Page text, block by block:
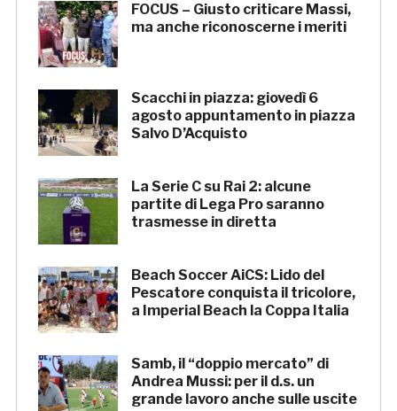
FOCUS – Giusto criticare Massi,
ma anche riconoscerne i meriti
Scacchi in piazza: giovedì 6
agosto appuntamento in piazza
Salvo D’Acquisto
La Serie C su Rai 2: alcune
partite di Lega Pro saranno
trasmesse in diretta
Beach Soccer AiCS: Lido del
Pescatore conquista il tricolore,
a Imperial Beach la Coppa Italia
Samb, il “doppio mercato” di
Andrea Mussi: per il d.s. un
grande lavoro anche sulle uscite